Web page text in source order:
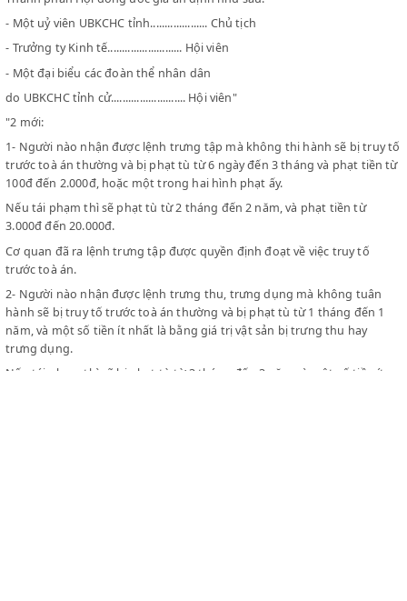
"Điều 8 mới: Tiền bồi thường sẽ do cơ quan ra lệnh trưng thu,
dụng và chủ có của cùng nhau thoả thuận ấn định.
Nếu không có sự thoả thuận thì tiền bồi thường sẽ do một Hội
- Một uỷ viên UBKCHC tỉnh.................... Chủ tịch
- Trưởng ty Kinh tế.......................... Hội viên
- Một đại biểu các đoàn thể nhân dân
do UBKCHC tỉnh cử.......................... Hội viên"
"2 mới:
1- Người nào nhận được lệnh trưng tập mà không thi hành sẽ bị
trước toà án thường và bị phạt tù từ 6 ngày đến 3 tháng và phạt
100đ đến 2.000đ, hoặc một trong hai hình phạt ấy.
Nếu tái phạm thì sẽ phạt tù từ 2 tháng đến 2 năm, và phạt tiền từ
3.000đ đến 20.000đ.